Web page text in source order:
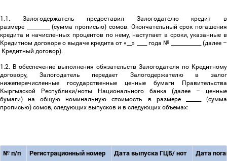
1.1. Залогодержатель предоставил Залогодателю кредит в
размере _________ (сумма прописью) сомов. Окончательный срок погашения
кредита и начисленных процентов по нему, наступает в сроки, указанные в
Кредитном договоре о выдаче кредита от «__» ____ года № ____________ (далее –
Кредитный договор).
1.2. В обеспечение выполнения обязательств Залогодателя по Кредитному
договору, Залогодатель передает Залогодержателю в залог
нижеперечисленные государственные ценные бумаги Правительства
Кыргызской Республики/ноты Национального банка (далее – ценные
бумаги) на общую номинальную стоимость в размере ______ (сумма
прописью) сомов, следующих выпусков и в следующих объемах:
№ п/п Регистрационный номер Дата выпуска ГЦБ/ нот Дата